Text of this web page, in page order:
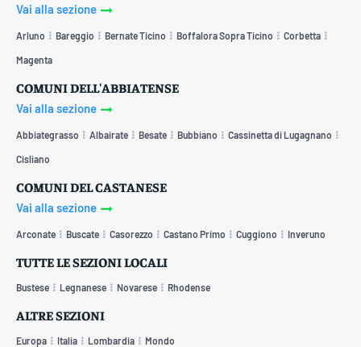
Vai alla sezione
Arluno Bareggio Bernate Ticino Boffalora Sopra Ticino Corbetta
Magenta
COMUNI DELL'ABBIATENSE
Vai alla sezione
Abbiategrasso Albairate Besate Bubbiano Cassinetta di Lugagnano
Cisliano
COMUNI DEL CASTANESE
Vai alla sezione
Arconate Buscate Casorezzo Castano Primo Cuggiono Inveruno
TUTTE LE SEZIONI LOCALI
Bustese Legnanese Novarese Rhodense
ALTRE SEZIONI
Europa Italia Lombardia Mondo